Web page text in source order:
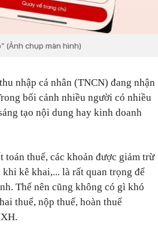
(Ảnh chụp màn hình)
nhập cá nhân (TNCN) đang nhận
bối cảnh nhiều người có nhiều
tạo nội dung hay kinh doanh
thuế, các khoản được giảm trừ
kê khai,... là rất quan trọng để
Thế nên cũng không có gì khó
thuế, nộp thuế, hoàn thuế